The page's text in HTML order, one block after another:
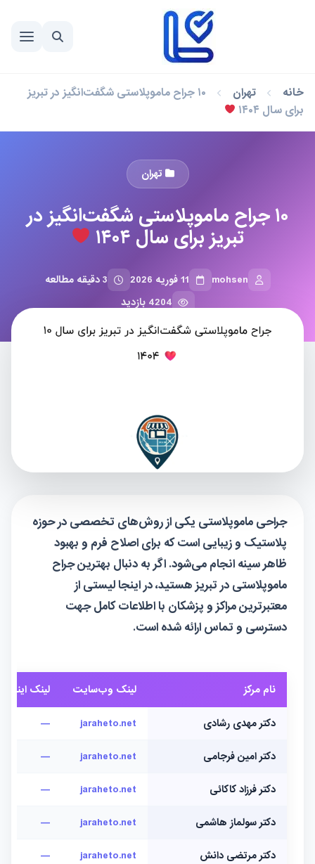
خانه تهران
۱۰ جراح ماموپلاستی شگفت‌انگیز در تبریز
برای سال ۱۴۰۴
تهران
۱۰ جراح ماموپلاستی شگفت‌انگیز در
تبریز برای سال ۱۴۰۴
mohsen 11 فوریه 2026
3 دقیقه مطالعه
4204 بازدید
جراحی ماموپلاستی یکی از روش‌های تخصصی در حوزه
پلاستیک و زیبایی است که برای اصلاح فرم و بهبود
ظاهر سینه انجام می‌شود. اگر به دنبال بهترین جراح
ماموپلاستی در تبریز هستید، در اینجا لیستی از
معتبرترین مراکز و پزشکان با اطلاعات کامل جهت
دسترسی و تماس ارائه شده است.
نام مرکز لینک وب‌سایت لینک
دکتر مهدی رشادی jaraheto.net
—
دکتر امین فرجامی jaraheto.net
—
دکتر فرزاد کاکائی jaraheto.net
—
دکتر سولماز هاشمی jaraheto.net
—
دکتر مرتضی دانش jaraheto.net
—